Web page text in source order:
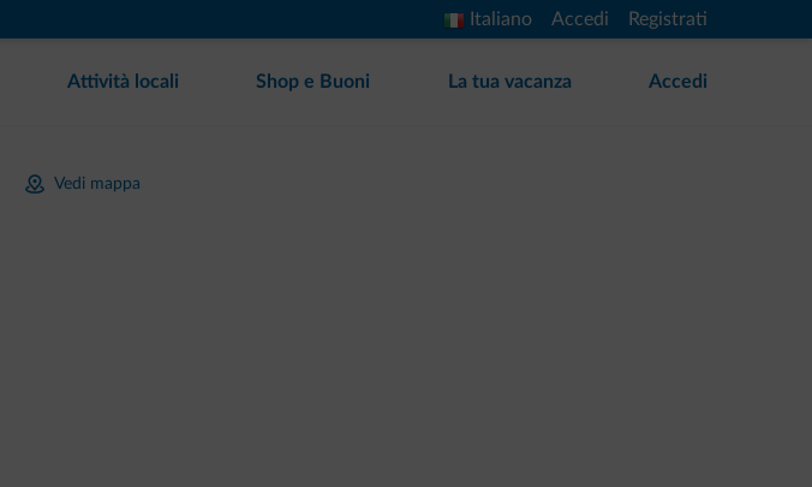
Italiano Accedi Registrati
Attività locali Shop e Buoni La tua vacanza Accedi
Vedi mappa